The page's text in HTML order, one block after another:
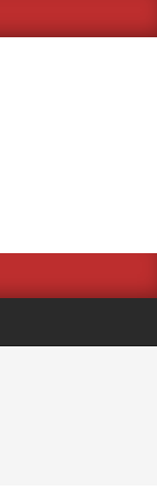
मेडिकल मोबाइल यूनिट, अब